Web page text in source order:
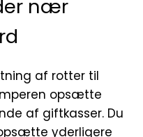
nær
af rotter til
opsætte
af giftkasser. Du
yderligere